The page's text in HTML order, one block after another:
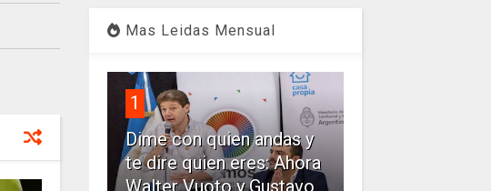
Mas Leidas Mensual
1
Dime con quien andas y
te dire quien eres: Ahora